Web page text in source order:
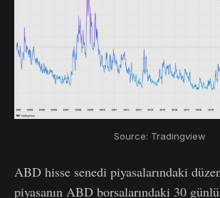
Source: Tradingview
ABD hisse senedi piyasalarındaki
piyasanın ABD borsalarındaki 30